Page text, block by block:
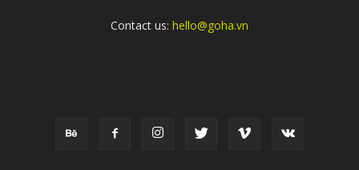
Contact us: hello@goha.vn